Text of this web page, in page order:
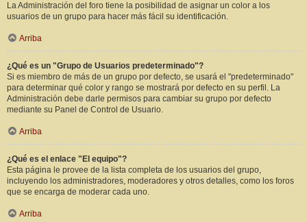
La Administración del foro tiene la posibilidad de asignar un color a los
usuarios de un grupo para hacer más fácil su identificación.
Arriba
¿Qué es un "Grupo de Usuarios predeterminado"?
Si es miembro de más de un grupo por defecto, se usará el "predeterminado"
para determinar qué color y rango se mostrará por defecto en su perfil. La
Administración debe darle permisos para cambiar su grupo por defecto
mediante su Panel de Control de Usuario.
Arriba
¿Qué es el enlace "El equipo"?
Esta página le provee de la lista completa de los usuarios del grupo,
incluyendo los administradores, moderadores y otros detalles, como los foros
que se encarga de moderar cada uno.
Arriba